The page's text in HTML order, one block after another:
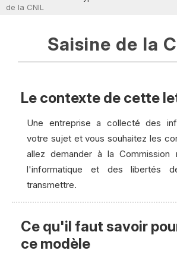
de la CNIL
Saisine de la
Le contexte de cette
Une entreprise a collecté des
votre sujet et vous souhaitez les
allez demander à la Commission
l'informatique et des libertés
transmettre.
Ce qu'il faut savoir
ce modèle